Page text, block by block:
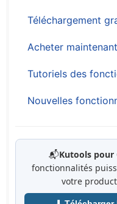
Téléchargement
Acheter maintenant
Tutoriels des
Nouvelles
📬Kutools
fonctionnalités
votre